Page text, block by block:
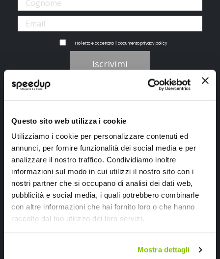
Questo sito web utilizza i cookie
Utilizziamo i cookie per personalizzare contenuti ed
annunci, per fornire funzionalità dei social media e per
analizzare il nostro traffico. Condividiamo inoltre
informazioni sul modo in cui utilizzi il nostro sito con i
nostri partner che si occupano di analisi dei dati web,
pubblicità e social media, i quali potrebbero combinarle
con altre informazioni che hai fornito loro o che hanno
raccolto dal tuo utilizzo dei loro servizi.
Mostra dettagli
Ho letto e accettato il documentoprivacy policy
Iscrivimi
Segui SPEEDUP.IT
SpeedUp.it